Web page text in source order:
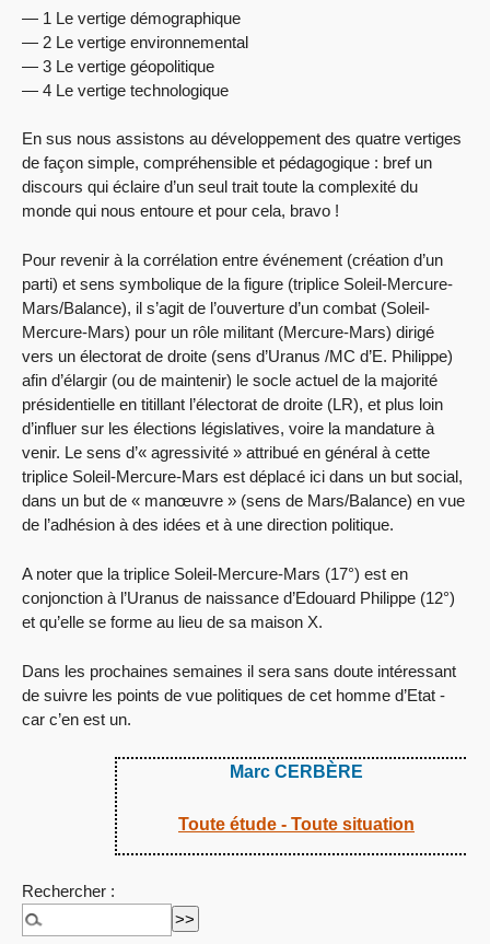
— 1 Le vertige démographique
— 2 Le vertige environnemental
— 3 Le vertige géopolitique
— 4 Le vertige technologique
En sus nous assistons au développement des quatre vertiges
de façon simple, compréhensible et pédagogique : bref un
discours qui éclaire d’un seul trait toute la complexité du
monde qui nous entoure et pour cela, bravo !
Pour revenir à la corrélation entre événement (création d’un
parti) et sens symbolique de la figure (triplice Soleil-Mercure-
Mars/Balance), il s’agit de l’ouverture d’un combat (Soleil-
Mercure-Mars) pour un rôle militant (Mercure-Mars) dirigé
vers un électorat de droite (sens d’Uranus /MC d’E. Philippe)
afin d’élargir (ou de maintenir) le socle actuel de la majorité
présidentielle en titillant l’électorat de droite (LR), et plus loin
d’influer sur les élections législatives, voire la mandature à
venir. Le sens d’« agressivité » attribué en général à cette
triplice Soleil-Mercure-Mars est déplacé ici dans un but social,
dans un but de « manœuvre » (sens de Mars/Balance) en vue
de l’adhésion à des idées et à une direction politique.
A noter que la triplice Soleil-Mercure-Mars (17°) est en
conjonction à l’Uranus de naissance d’Edouard Philippe (12°)
et qu’elle se forme au lieu de sa maison X.
Dans les prochaines semaines il sera sans doute intéressant
de suivre les points de vue politiques de cet homme d’Etat -
car c’en est un.
Marc CERBÈRE
Toute étude - Toute situation
Rechercher :